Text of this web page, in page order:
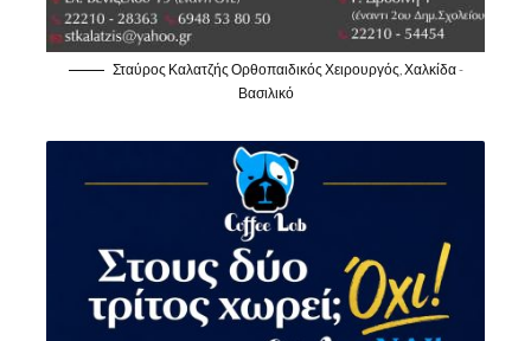
Σταύρος Καλατζής Ορθοπαιδικός Χειρουργός, Χαλκίδα -
Βασιλικό